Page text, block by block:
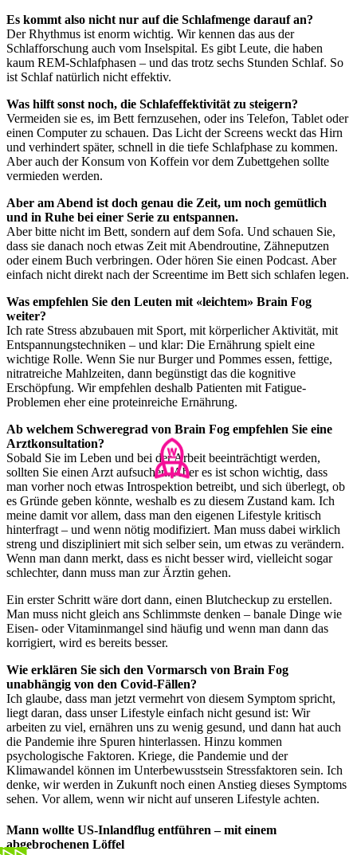
Es kommt also nicht nur auf die Schlafmenge darauf an?
Der Rhythmus ist enorm wichtig. Wir kennen das aus der
Schlafforschung auch vom Inselspital. Es gibt Leute, die haben
kaum REM-Schlafphasen – und das trotz sechs Stunden Schlaf. So
ist Schlaf natürlich nicht effektiv.
Was hilft sonst noch, die Schlafeffektivität zu steigern?
Vermeiden sie es, im Bett fernzusehen, oder ins Telefon, Tablet oder
einen Computer zu schauen. Das Licht der Screens weckt das Hirn
und verhindert später, schnell in die tiefe Schlafphase zu kommen.
Aber auch der Konsum von Koffein vor dem Zubettgehen sollte
vermieden werden.
Aber am Abend ist doch genau die Zeit, um noch gemütlich
und in Ruhe bei einer Serie zu entspannen.
Aber bitte nicht im Bett, sondern auf dem Sofa. Und schauen Sie,
dass sie danach noch etwas Zeit mit Abendroutine, Zähneputzen
oder einem Buch verbringen. Oder hören Sie einen Podcast. Aber
einfach nicht direkt nach der Screentime im Bett sich schlafen legen.
Was empfehlen Sie den Leuten mit «leichtem» Brain Fog
weiter?
Ich rate Stress abzubauen mit Sport, mit körperlicher Aktivität, mit
Entspannungstechniken – und klar: Die Ernährung spielt eine
wichtige Rolle. Wenn Sie nur Burger und Pommes essen, fettige,
nitratreiche Mahlzeiten, dann begünstigt das die kognitive
Erschöpfung. Wir empfehlen deshalb Patienten mit Fatigue-
Problemen eher eine proteinreiche Ernährung.
Ab welchem Schweregrad von Brain Fog empfehlen Sie eine
Arztkonsultation?
Sobald Sie im Leben und bei der Arbeit beeinträchtigt werden,
sollten Sie einen Arzt aufsuchen. Aber es ist schon wichtig, dass
man vorher noch etwas Introspektion betreibt, und sich überlegt, ob
es Gründe geben könnte, weshalb es zu diesem Zustand kam. Ich
meine damit vor allem, dass man den eigenen Lifestyle kritisch
hinterfragt – und wenn nötig modifiziert. Man muss dabei wirklich
streng und diszipliniert mit sich selber sein, um etwas zu verändern.
Wenn man dann merkt, dass es nicht besser wird, vielleicht sogar
schlechter, dann muss man zur Ärztin gehen.
Ein erster Schritt wäre dort dann, einen Blutcheckup zu erstellen.
Man muss nicht gleich ans Schlimmste denken – banale Dinge wie
Eisen- oder Vitaminmangel sind häufig und wenn man dann das
korrigiert, wird es bereits besser.
Wie erklären Sie sich den Vormarsch von Brain Fog
unabhängig von den Covid-Fällen?
Ich glaube, dass man jetzt vermehrt von diesem Symptom spricht,
liegt daran, dass unser Lifestyle einfach nicht gesund ist: Wir
arbeiten zu viel, ernähren uns zu wenig gesund, und dann hat auch
die Pandemie ihre Spuren hinterlassen. Hinzu kommen
psychologische Faktoren. Kriege, die Pandemie und der
Klimawandel können im Unterbewusstsein Stressfaktoren sein. Ich
denke, wir werden in Zukunft noch einen Anstieg dieses Symptoms
sehen. Vor allem, wenn wir nicht auf unseren Lifestyle achten.
Mann wollte US-Inlandflug entführen – mit einem
abgebrochenen Löffel